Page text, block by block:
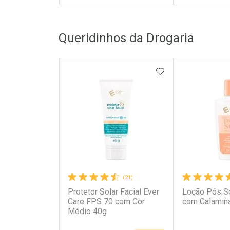
Laboratório
Ativar Desconto
Por Menos
Ativar
Por
Queridinhos da Drogaria
(21)
Protetor Solar Facial Ever
Care FPS 70 com Cor
Médio 40g
ADICIONAR AOS
Loção Pós
com